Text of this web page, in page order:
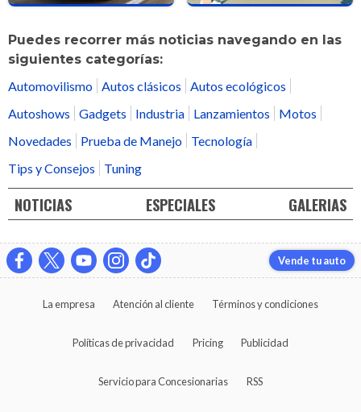
Puedes recorrer más noticias navegando en las
siguientes categorías:
Automovilismo Autos clásicos
Autos ecológicos
Autoshows
Gadgets Industria Lanzamientos
Motos
Novedades
Prueba de Manejo
Tecnología
Tips y Consejos
Tuning
NOTICIAS ESPECIALES GALERIAS
Vende tu auto
La empresa Atención al cliente Términos y condiciones
Políticas de privacidad Pricing Publicidad
Servicio para Concesionarias RSS